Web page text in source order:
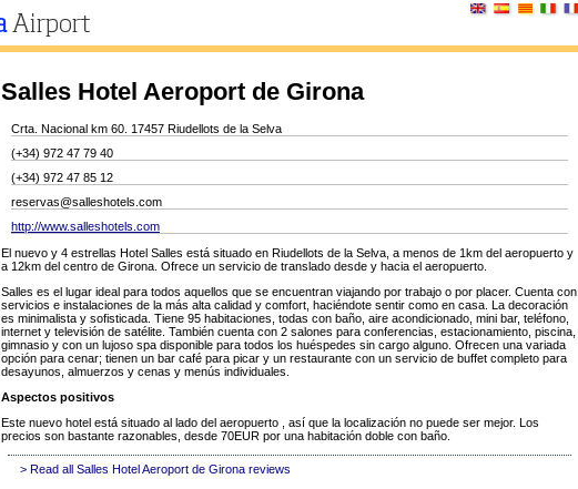
Salles Hotel Aeroport de Girona
Crta. Nacional km 60. 17457 Riudellots de la Selva
(+34) 972 47 79 40
(+34) 972 47 85 12
reservas@salleshotels.com
http://www.salleshotels.com
El nuevo y 4 estrellas Hotel Salles está situado en Riudellots de la Selva, a menos de 1km del aeropuerto y
a 12km del centro de Girona. Ofrece un servicio de translado desde y hacia el aeropuerto.
Salles es el lugar ideal para todos aquellos que se encuentran viajando por trabajo o por placer. Cuenta con
servicios e instalaciones de la más alta calidad y comfort, haciéndote sentir como en casa. La decoración
es minimalista y sofisticada. Tiene 95 habitaciones, todas con baño, aire acondicionado, mini bar, teléfono,
internet y televisión de satélite. También cuenta con 2 salones para conferencias, estacionamiento, piscina,
gimnasio y con un lujoso spa disponible para todos los huéspedes sin cargo alguno. Ofrecen una variada
opción para cenar; tienen un bar café para picar y un restaurante con un servicio de buffet completo para
desayunos, almuerzos y cenas y menús individuales.
Aspectos positivos
Este nuevo hotel está situado al lado del aeropuerto , así que la localización no puede ser mejor. Los
precios son bastante razonables, desde 70EUR por una habitación doble con baño.
> Read all Salles Hotel Aeroport de Girona reviews